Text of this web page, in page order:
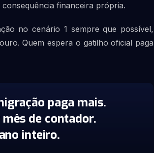
financeira própria.
no cenário 1 sempre que possível,
Quem espera o gatilho oficial paga
paga mais.
de contador.
inteiro.